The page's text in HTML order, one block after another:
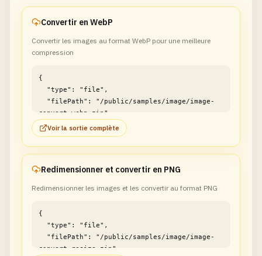
Convertir en WebP
Convertir les images au format WebP pour une meilleure
compression
{
convert-webp.zip"
}
Voir la sortie complète
Redimensionner et convertir en PNG
Redimensionner les images et les convertir au format PNG
{
convert-resize.zip"